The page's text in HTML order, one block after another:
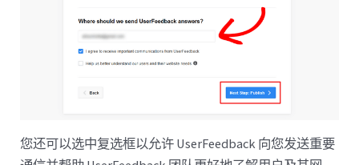
您还可以选中复选框以允许 UserFeedback 向您发送重要